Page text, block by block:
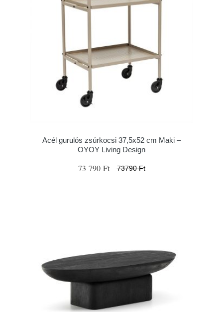
Acél gurulós zsúrkocsi 37,5x52 cm Maki –
OYOY Living Design
73 790 Ft 73790 Ft